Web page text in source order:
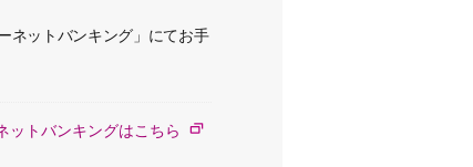
ネットバンキング」にてお手
ットバンキングはこちら